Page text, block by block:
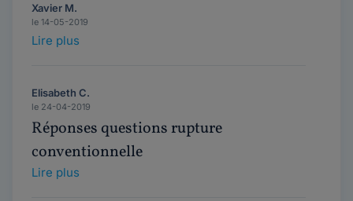
Xavier M.
le 14-05-2019
Lire plus
Elisabeth C.
le 24-04-2019
Réponses questions rupture
conventionnelle
Lire plus